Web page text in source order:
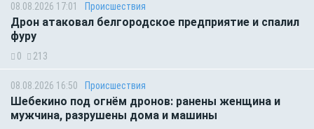
08.08.2026 17:01 Происшествия
Дрон атаковал белгородское предприятие и спалил
фуру
0 213
08.08.2026 16:50 Происшествия
Шебекино под огнём дронов: ранены женщина и
мужчина, разрушены дома и машины